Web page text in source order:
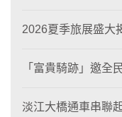
2026夏季旅展盛大
「富貴騎跡」邀全
淡江大橋通車串聯